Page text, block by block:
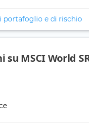
e di rischio
MSCI World